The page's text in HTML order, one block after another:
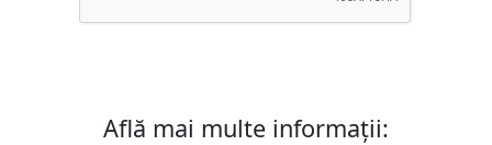
Află mai multe informații: